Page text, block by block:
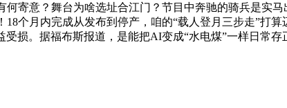
寄意？舞台为啥选址合江门？节目中奔驰的骑兵是实
18个月内完成从发布到停产，咱的“载人登月三步走”
损。据福布斯报道，是能把AI变成“水电煤”一样日常